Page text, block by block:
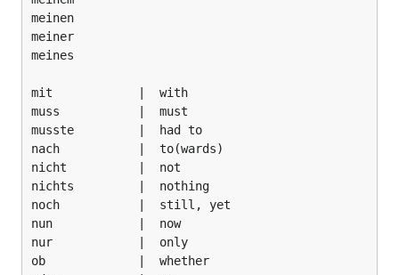
meinen
meiner
meines
mit            |  with
muss           |  must
musste         |  had to
nach           |  to(wards)
nicht          |  not
nichts         |  nothing
noch           |  still, yet
nun            |  now
nur            |  only
ob             |  whether